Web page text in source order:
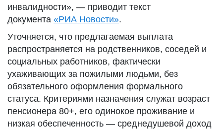
инвалидности», — приводит текст
документа «РИА Новости».
Уточняется, что предлагаемая выплата
распространяется на родственников, соседей и
социальных работников, фактически
ухаживающих за пожилыми людьми, без
обязательного оформления формального
статуса. Критериями назначения служат возраст
пенсионера 80+, его одинокое проживание и
низкая обеспеченность — среднедушевой доход